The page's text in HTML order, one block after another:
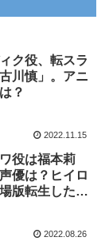
ク役、転スラ
川慎」。アニ
？
2022.11.15
役は福本莉
優は？ヒイロ
版転生したら
2022.08.26